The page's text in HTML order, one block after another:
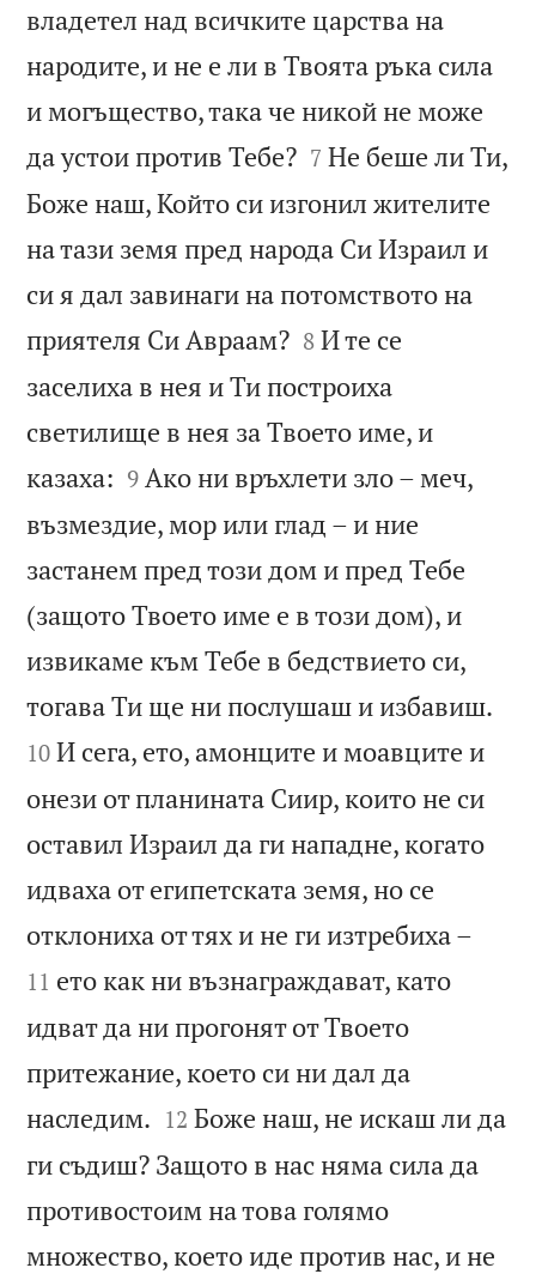
владетел над всичките царства на
народите, и не е ли в Твоята ръка сила
и могъщество, така че никой не може
да устои против Тебе?
7 Не беше ли Ти,
Боже наш, Който си изгонил жителите
на тази земя пред народа Си Израил и
си я дал завинаги на потомството на
приятеля Си Авраам?
8 И те се
заселиха в нея и Ти построиха
светилище в нея за Твоето име, и
казаха: 

9 Ако ни връхлети зло – меч,
възмездие, мор или глад – и ние
застанем пред този дом и пред Тебе
(защото Твоето име е в този дом), и
извикаме към Тебе в бедствието си,
тогава Ти ще ни послушаш и избавиш.
10 И сега, ето, амонците и моавците и
онези от планината Сиир, които не си
оставил Израил да ги нападне, когато
идваха от египетската земя, но се
отклониха от тях и не ги изтребиха –
11 ето как ни възнаграждават, като
идват да ни прогонят от Твоето
притежание, което си ни дал да
наследим. 

12 Боже наш, не искаш ли да
ги съдиш? Защото в нас няма сила да
противостоим на това голямо
множество, което иде против нас, и не